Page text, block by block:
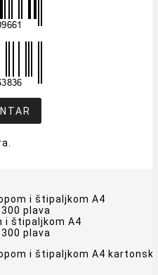
i štipaljkom A4
plava